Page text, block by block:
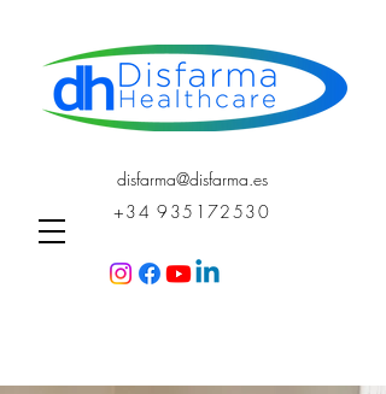
disfarma@disfarma.es
+34 935172530